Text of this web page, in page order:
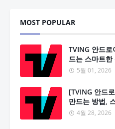
MOST POPULAR
TVING 안드
드는 스마트한
5월 01, 2026
[TVING 안드
만드는 방법,
4월 28, 2026